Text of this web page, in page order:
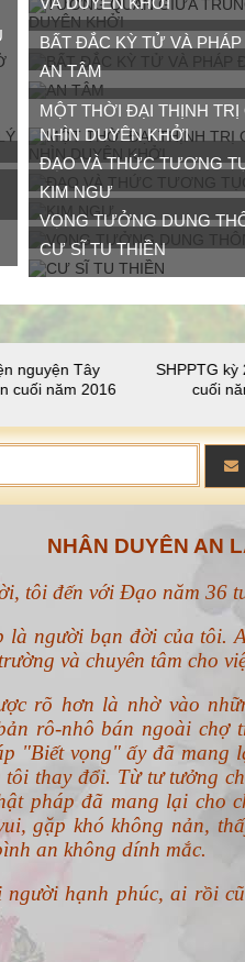
BẤT ĐẮC KỲ TỬ VÀ
AN TÂM
MỘT THỜI ĐẠI THỊNH TRỊ
NHÌN DUYÊN KHỞI
ĐẠO VÀ THỨC TƯƠNG
KIM NGƯ
VỌNG TƯỞNG DUNG
CƯ SĨ TU THIỀN
Tây
2016
SHPPTG kỳ 24 - Tạ
cuối năm 2016
NHÂN DUYÊN AN
tôi đến với Đạo năm 36
là người bạn đời của tôi.
và chuyên tâm cho
rõ hơn là nhờ vào
rô-nhô bán ngoài chợ
"Biết vọng" ấy đã mang
tôi thay đổi. Từ tư tưởng
pháp đã mang lại cho
gặp khó không nản,
an không dính mắc.
hạnh phúc, ai rồi